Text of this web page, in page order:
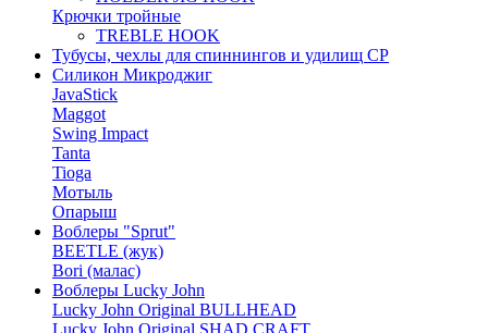
Крючки тройные
TREBLE HOOK
Тубусы, чехлы для спиннингов и удилищ СР
Силикон Микроджиг
JavaStick
Maggot
Swing Impact
Tanta
Tioga
Мотыль
Опарыш
Воблеры "Sprut"
BEETLE (жук)
Bori (малас)
Воблеры Lucky John
Lucky John Original BULLHEAD
Lucky John Original SHAD CRAFT